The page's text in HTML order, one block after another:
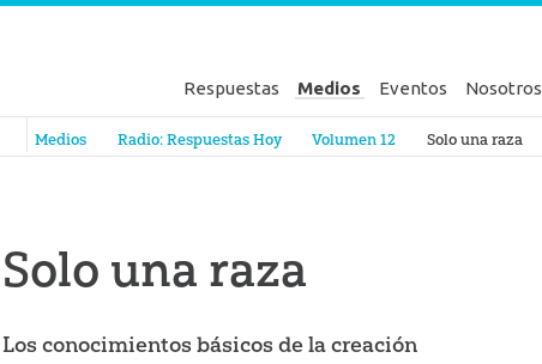
Respuestas Medios Eventos Nosotros
Respuestas en Génesis
Medios Radio: Respuestas Hoy Volumen 12 Solo una raza
Solo una raza
Los conocimientos básicos de la creación